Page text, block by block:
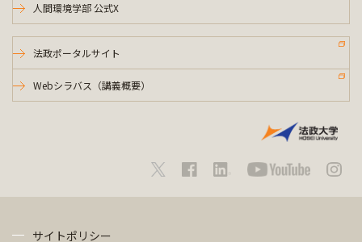
人間環境学部 公式X
法政ポータルサイト
Webシラバス（講義概要）
サイトポリシー